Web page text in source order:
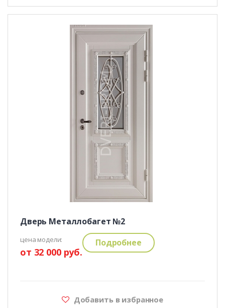
Дверь Металлобагет №2
цена модели:
от 32 000 руб.
Подробнее
Добавить в избранное